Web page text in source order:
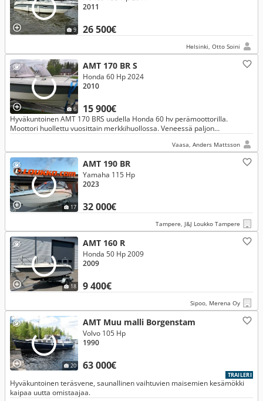
9 26 500€
2011
Helsinki, Otto Soini
6
AMT 170 BR S
15 900€
Honda 60 Hp 2024
2010
Hyväkuntoinen AMT 170 BRS uudella Honda 60 hv perämoottorilla.
Moottori huollettu vuosittain merkkihuollossa. Veneessä paljon
Vaasa, Anders Mattsson
17
AMT 190 BR
32 000€
Yamaha 115 Hp
2023
Tampere, J&J Loukko Tampere
18
AMT 160 R
9 400€
Honda 50 Hp 2009
2009
Sipoo, Merena Oy
20
AMT Muu malli Borgenstam
63 000€
Volvo 105 Hp
1990
TRAILERI
Hyväkuntoinen teräsvene, saunallinen vaihtuvien maisemien kesämökki
kaipaa uutta omistaajaa.